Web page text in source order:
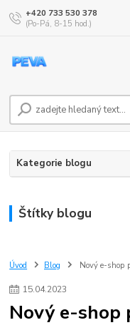
+420 733 530 378
(Po-Pá, 8-15 hod.)
Kategorie blogu
Štítky blogu
Úvod Blog Nový e-shop
15.04.2023
Nový e-shop